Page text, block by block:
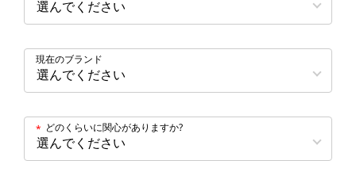
現在のブランド
どのくらいに関心がありますか?
*